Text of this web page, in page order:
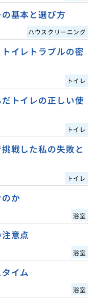
基本と選び方
ハウスクリーニング
イレトラブルの密
トイレ
トイレの正しい使
トイレ
戦した私の失敗と
トイレ
か
浴室
意点
浴室
イム
浴室